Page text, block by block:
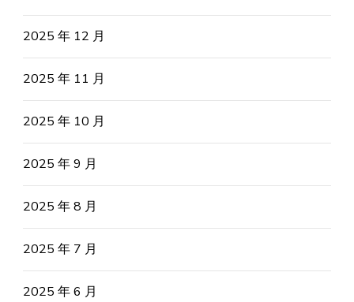
2025 年 12 月
2025 年 11 月
2025 年 10 月
2025 年 9 月
2025 年 8 月
2025 年 7 月
2025 年 6 月